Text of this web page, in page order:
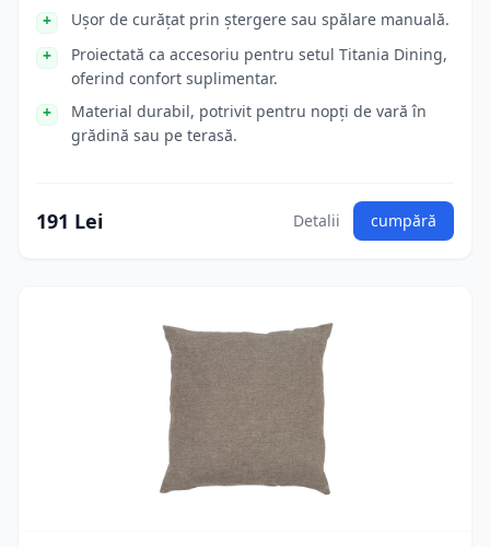
Ușor de curățat prin ștergere sau spălare manuală.
Proiectată ca accesoriu pentru setul Titania Dining,
oferind confort suplimentar.
Material durabil, potrivit pentru nopți de vară în
grădină sau pe terasă.
191 Lei Detalii cumpără